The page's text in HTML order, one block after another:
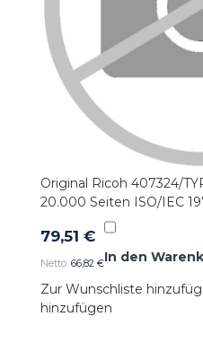
Original Ricoh 407324/
20.000 Seiten ISO/IEC
79,51 €
66,82 €In den
Zur Wunschliste
hinzufügen